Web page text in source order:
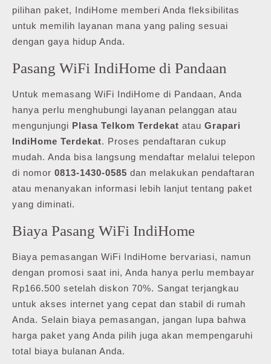
pilihan paket, IndiHome memberi Anda fleksibilitas
untuk memilih layanan mana yang paling sesuai
dengan gaya hidup Anda.
Pasang WiFi IndiHome di Pandaan
Untuk memasang WiFi IndiHome di Pandaan, Anda
hanya perlu menghubungi layanan pelanggan atau
mengunjungi Plasa Telkom Terdekat atau Grapari
IndiHome Terdekat. Proses pendaftaran cukup
mudah. Anda bisa langsung mendaftar melalui telepon
di nomor 0813-1430-0585 dan melakukan pendaftaran
atau menanyakan informasi lebih lanjut tentang paket
yang diminati.
Biaya Pasang WiFi IndiHome
Biaya pemasangan WiFi IndiHome bervariasi, namun
dengan promosi saat ini, Anda hanya perlu membayar
Rp166.500 setelah diskon 70%. Sangat terjangkau
untuk akses internet yang cepat dan stabil di rumah
Anda. Selain biaya pemasangan, jangan lupa bahwa
harga paket yang Anda pilih juga akan mempengaruhi
total biaya bulanan Anda.